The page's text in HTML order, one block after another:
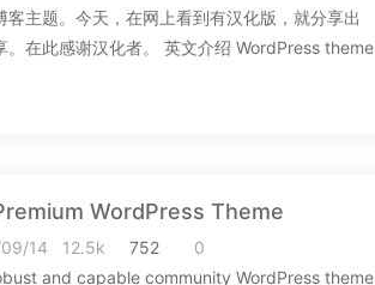
客主题。今天，在网上看到有汉化版，就分享出
。在此感谢汉化者。 英文介绍 WordPress theme
WordPress Theme
14 12.5k 752
0
and capable community WordPress theme